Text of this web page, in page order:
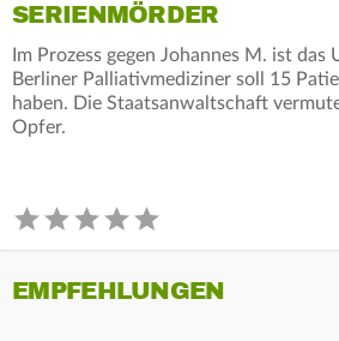
SERIENMÖRDER
Im Prozess gegen Johannes M. ist
Berliner Palliativmediziner soll 15
haben. Die Staatsanwaltschaft
Opfer.
EMPFEHLUNGEN